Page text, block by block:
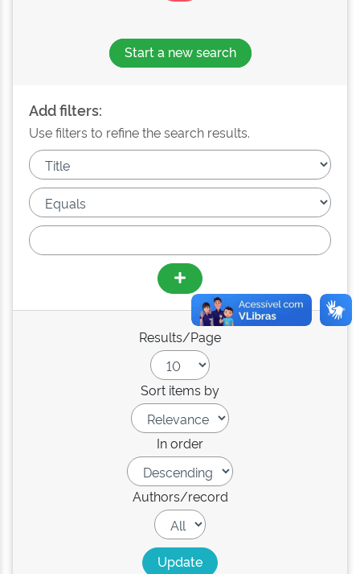
Start a new search
Add filters:
Use filters to refine the search results.
Results/Page
Sort items by
In order
Authors/record